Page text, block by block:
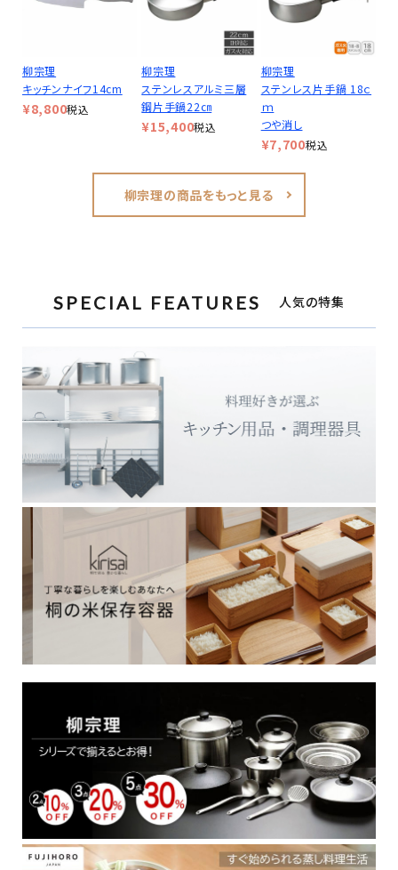
柳宗理
キッチンナイフ14cm
¥8,800税込
柳宗理
ステンレスアルミ三層
鋼片手鍋22㎝
¥15,400税込
柳宗理
ステンレス片手鍋 18ｃ
ｍ
つや消し
¥7,700税込
柳宗理の商品をもっと見る
SPECIAL FEATURES 人気の特集